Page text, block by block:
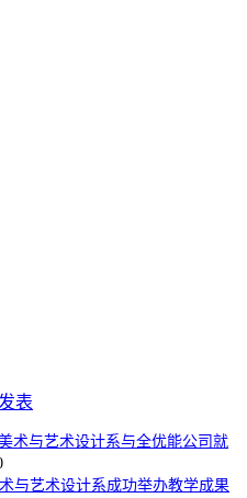
发表
术与艺术设计系与全优能公司就
与艺术设计系成功举办教学成果